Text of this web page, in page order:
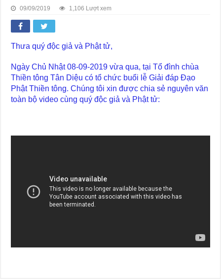
09/09/2019 1,106 Lượt xem
Thưa quý độc giả và Phật tử,
Ngày Chủ Nhật 08-09-2019 vừa qua, tại Tổ đình chùa
Thiền tông Tân Diệu có tổ chức buổi lễ Giải đáp Đạo
Phật Thiền tông. Chúng tôi xin được chia sẻ nguyên văn
toàn bộ video cùng quý độc giả và Phật tử: